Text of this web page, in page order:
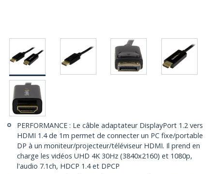
PERFORMANCE : Le câble adaptateur DisplayPort 1.2 vers
HDMI 1.4 de 1m permet de connecter un PC fixe/portable
DP à un moniteur/projecteur/téléviseur HDMI. Il prend en
charge les vidéos UHD 4K 30Hz (3840x2160) et 1080p,
l'audio 7.1ch, HDCP 1.4 et DPCP